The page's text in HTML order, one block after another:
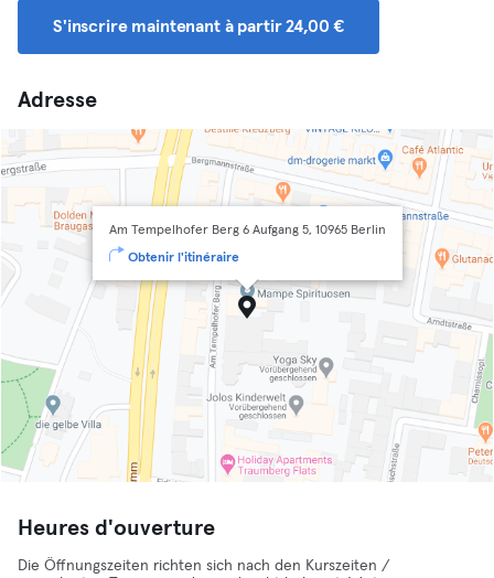
S'inscrire maintenant à partir 24,00 €
Adresse
Am Tempelhofer Berg 6 Aufgang 5, 10965 Berlin
Obtenir l'itinéraire
Heures d'ouverture
Die Öffnungszeiten richten sich nach den Kurszeiten /